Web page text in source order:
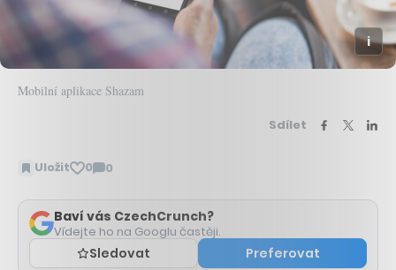
Mobilní aplikace Shazam
Sdílet
Uložit 0 0
Zobrazit
Baví vás CzechCrunch?
Vídejte ho na Googlu častěji.
Sledovat Preferovat